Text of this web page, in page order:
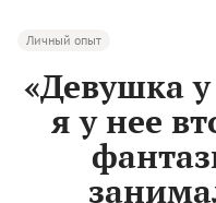
Личный опыт
«Девушка
я у нее